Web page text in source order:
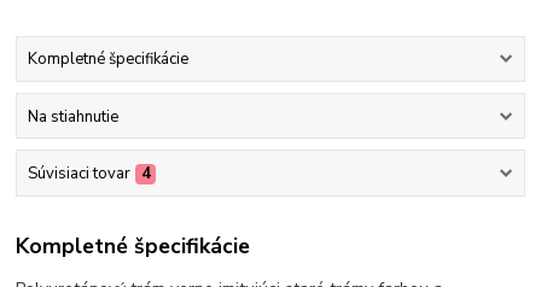
Kompletné špecifikácie
Na stiahnutie
Súvisiaci tovar 4
Kompletné špecifikácie